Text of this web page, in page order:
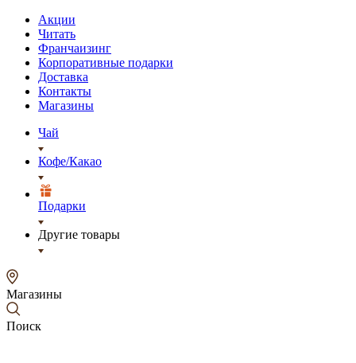
Акции
Читать
Франчаизинг
Корпоративные подарки
Доставка
Контакты
Магазины
Чай
Кофе/Какао
Подарки
Другие товары
Магазины
Поиск